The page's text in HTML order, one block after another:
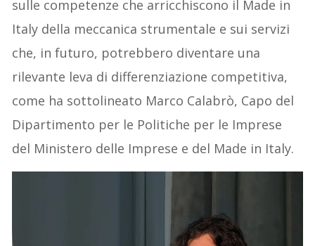
sulle competenze che arricchiscono il Made in
Italy della meccanica strumentale e sui servizi
che, in futuro, potrebbero diventare una
rilevante leva di differenziazione competitiva,
come ha sottolineato Marco Calabrò, Capo del
Dipartimento per le Politiche per le Imprese
del Ministero delle Imprese e del Made in Italy.